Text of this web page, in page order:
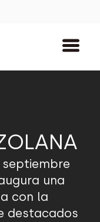
septiembre
una
con la
destacados